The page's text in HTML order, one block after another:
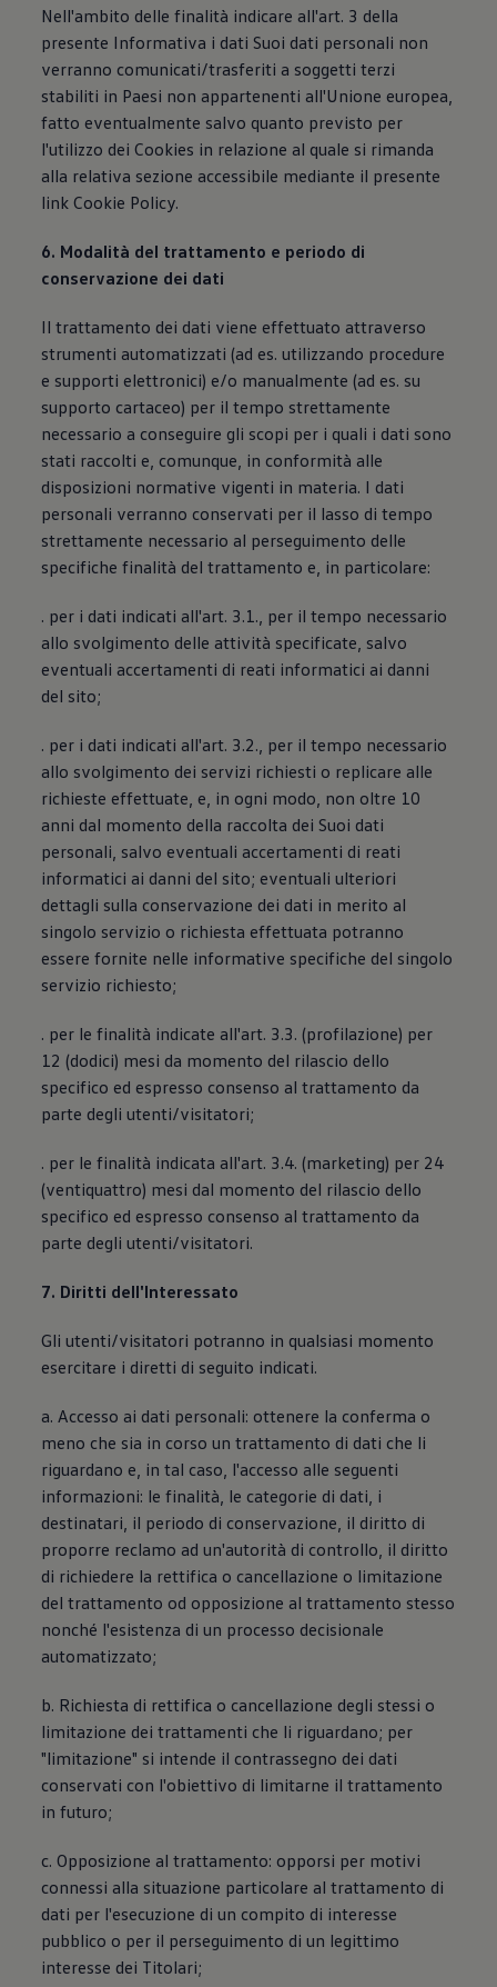
Nell'ambito delle finalità indicare all'art. 3 della
presente Informativa i dati Suoi dati personali non
verranno comunicati/trasferiti a soggetti terzi
stabiliti in Paesi non appartenenti all'Unione europea,
fatto eventualmente salvo quanto previsto per
l'utilizzo dei Cookies in relazione al quale si rimanda
alla relativa sezione accessibile mediante il presente
link Cookie Policy.
6. Modalità del trattamento e periodo di
conservazione dei dati
Il trattamento dei dati viene effettuato attraverso
strumenti automatizzati (ad es. utilizzando procedure
e supporti elettronici) e/o manualmente (ad es. su
supporto cartaceo) per il tempo strettamente
necessario a conseguire gli scopi per i quali i dati sono
stati raccolti e, comunque, in conformità alle
disposizioni normative vigenti in materia. I dati
personali verranno conservati per il lasso di tempo
strettamente necessario al perseguimento delle
specifiche finalità del trattamento e, in particolare:
. per i dati indicati all'art. 3.1., per il tempo necessario
allo svolgimento delle attività specificate, salvo
eventuali accertamenti di reati informatici ai danni
del sito;
. per i dati indicati all'art. 3.2., per il tempo necessario
allo svolgimento dei servizi richiesti o replicare alle
richieste effettuate, e, in ogni modo, non oltre 10
anni dal momento della raccolta dei Suoi dati
personali, salvo eventuali accertamenti di reati
informatici ai danni del sito; eventuali ulteriori
dettagli sulla conservazione dei dati in merito al
singolo servizio o richiesta effettuata potranno
essere fornite nelle informative specifiche del singolo
servizio richiesto;
. per le finalità indicate all'art. 3.3. (profilazione) per
12 (dodici) mesi da momento del rilascio dello
specifico ed espresso consenso al trattamento da
parte degli utenti/visitatori;
. per le finalità indicata all'art. 3.4. (marketing) per 24
(ventiquattro) mesi dal momento del rilascio dello
specifico ed espresso consenso al trattamento da
parte degli utenti/visitatori.
7. Diritti dell'Interessato
Gli utenti/visitatori potranno in qualsiasi momento
esercitare i diretti di seguito indicati.
a. Accesso ai dati personali: ottenere la conferma o
meno che sia in corso un trattamento di dati che li
riguardano e, in tal caso, l'accesso alle seguenti
informazioni: le finalità, le categorie di dati, i
destinatari, il periodo di conservazione, il diritto di
proporre reclamo ad un'autorità di controllo, il diritto
di richiedere la rettifica o cancellazione o limitazione
del trattamento od opposizione al trattamento stesso
nonché l'esistenza di un processo decisionale
automatizzato;
b. Richiesta di rettifica o cancellazione degli stessi o
limitazione dei trattamenti che li riguardano; per
"limitazione" si intende il contrassegno dei dati
conservati con l'obiettivo di limitarne il trattamento
in futuro;
c. Opposizione al trattamento: opporsi per motivi
connessi alla situazione particolare al trattamento di
dati per l'esecuzione di un compito di interesse
pubblico o per il perseguimento di un legittimo
interesse dei Titolari;